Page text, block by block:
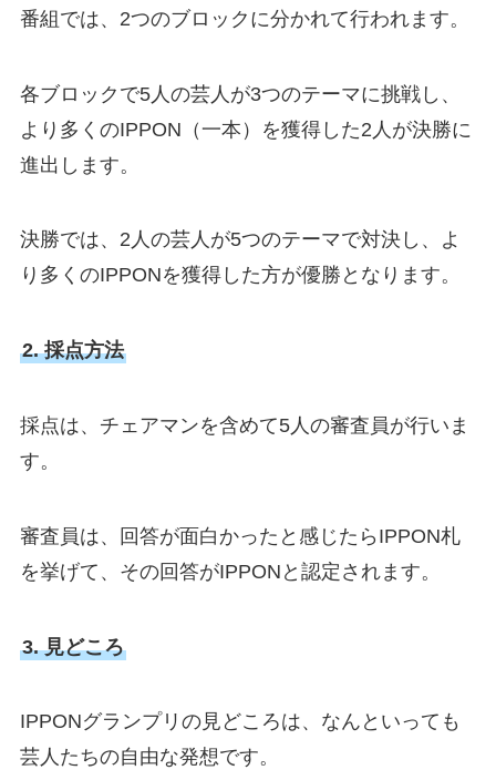
番組では、2つのブロックに分かれて行われます。
各ブロックで5人の芸人が3つのテーマに挑戦し、
より多くのIPPON（一本）を獲得した2人が決勝に
進出します。
決勝では、2人の芸人が5つのテーマで対決し、よ
り多くのIPPONを獲得した方が優勝となります。
2. 採点方法
採点は、チェアマンを含めて5人の審査員が行いま
す。
審査員は、回答が面白かったと感じたらIPPON札
を挙げて、その回答がIPPONと認定されます。
3. 見どころ
IPPONグランプリの見どころは、なんといっても
芸人たちの自由な発想です。